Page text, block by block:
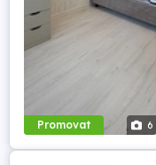
Promovat 6